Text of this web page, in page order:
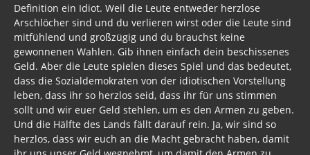
Definition ein Idiot. Weil die Leute entweder herzlose
Arschlöcher sind und du verlieren wirst oder die Leute sind
mitfühlend und großzügig und du brauchst keine
gewonnenen Wahlen. Gib ihnen einfach dein beschissenes
Geld. Aber die Leute spielen dieses Spiel und das bedeutet,
dass die Sozialdemokraten von der idiotischen Vorstellung
leben, dass ihr so herzlos seid, dass ihr für uns stimmen
sollt und wir euer Geld stehlen, um es den Armen zu geben.
Und die Hälfte des Lands fällt darauf rein. Ja, wir sind so
herzlos, dass wir euch an die Macht gebracht haben, damit